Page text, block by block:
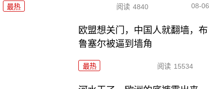
最热 阅读 4840 08-06
欧盟想关门，中国人就翻墙，布
鲁塞尔被逼到墙角
最热 阅读 15534